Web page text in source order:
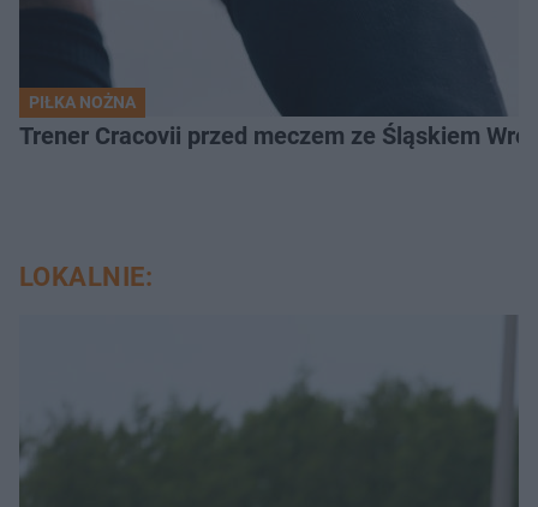
PIŁKA NOŻNA
Trener Cracovii przed meczem ze Śląskiem
LOKALNIE: